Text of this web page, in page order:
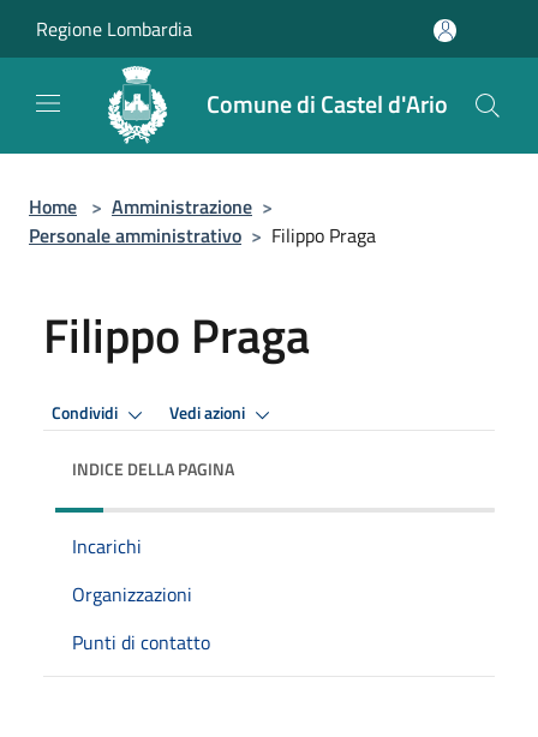
Regione Lombardia
Comune di Castel d'Ario
Home > Amministrazione >
Personale amministrativo > Filippo Praga
Filippo Praga
Condividi Vedi azioni
INDICE DELLA PAGINA
Incarichi
Organizzazioni
Punti di contatto